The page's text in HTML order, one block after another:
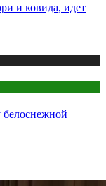
и ковида, идет
белоснежной